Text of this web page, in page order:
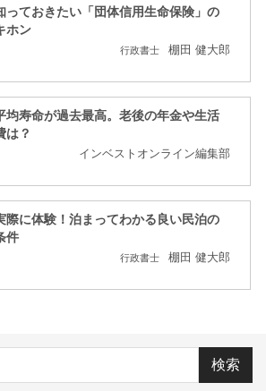
っておきたい「団体信用生命保険」の
ホン
行政書士 棚田 健大郎
均寿命が過去最高。老後の年金や生活
は？
インベストオンライン編集部
際に体験！泊まってわかる良い民泊の
件
行政書士 棚田 健大郎